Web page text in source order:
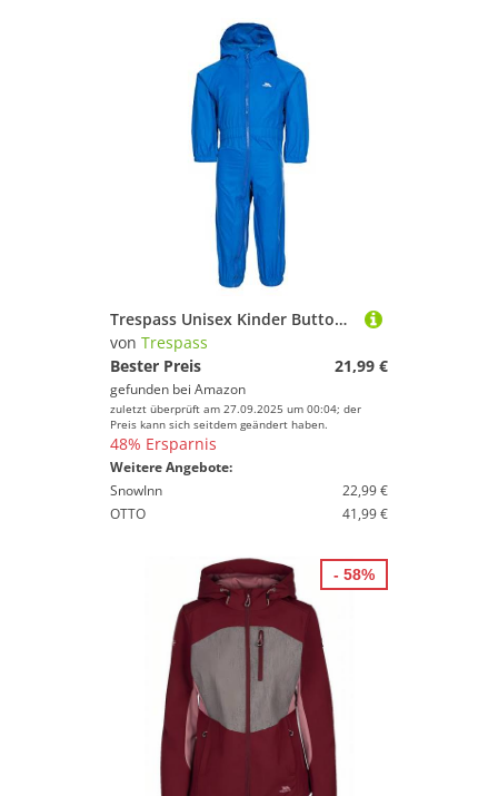
Trespass Unisex Kinder Button Wasserdichter Regenanzug mit Kapuze, Blau, 18-24 Monate EU
von Trespass
Bester Preis
21,99 €
gefunden bei Amazon
zuletzt überprüft am 27.09.2025 um 00:04; der
Preis kann sich seitdem geändert haben.
48% Ersparnis
Weitere Angebote:
SnowInn
22,99 €
OTTO
41,99 €
- 58%